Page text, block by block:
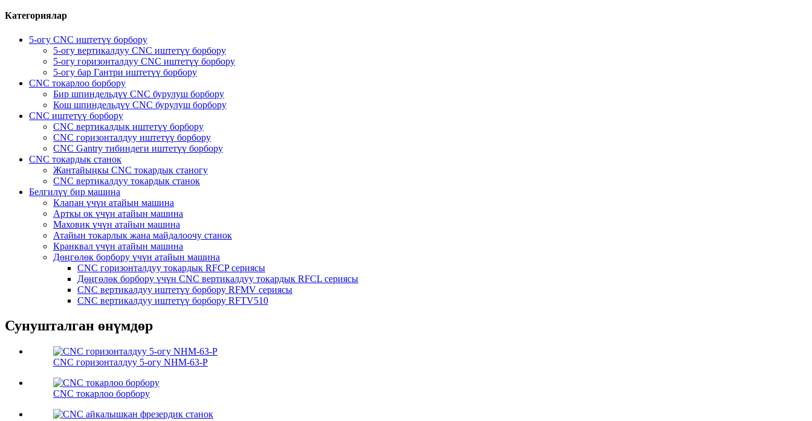
Категориялар
5-огу CNC иштетүү борбору
5-огу вертикалдуу CNC иштетүү борбору
5-огу горизонталдуу CNC иштетүү борбору
5-огу бар Гантри иштетүү борбору
CNC токарлоо борбору
Бир шпиндельдүү CNC бурулуш борбору
Кош шпиндельдүү CNC бурулуш борбору
CNC иштетүү борбору
CNC вертикалдык иштетүү борбору
CNC горизонталдуу иштетүү борбору
CNC Gantry тибиндеги иштетүү борбору
CNC токардык станок
Жантайыңкы CNC токардык станогу
CNC вертикалдуу токардык станок
Белгилүү бир машина
Клапан үчүн атайын машина
Арткы ок үчүн атайын машина
Маховик үчүн атайын машина
Атайын токарлык жана майдалоочу станок
Кранквал үчүн атайын машина
Дөңгөлөк борбору үчүн атайын машина
CNC горизонталдуу токардык RFCP сериясы
Дөңгөлөк борбору үчүн CNC вертикалдуу токардык RFCL сериясы
CNC вертикалдуу иштетүү борбору RFMV сериясы
CNC вертикалдуу иштетүү борбору RFTV510
Сунушталган өнүмдөр
CNC горизонталдуу 5-огу NHM-63-P
CNC токарлоо борбору